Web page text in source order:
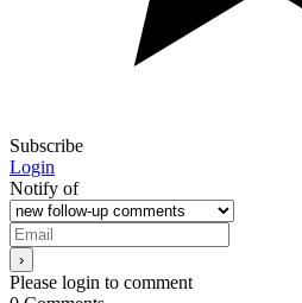
Subscribe
Login
Notify of
Please login to comment